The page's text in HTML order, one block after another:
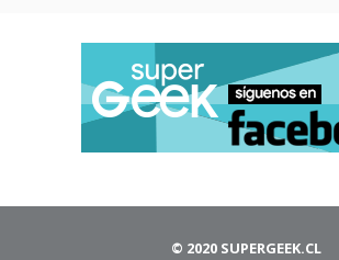
© 2020 SUPERGEEK.CL